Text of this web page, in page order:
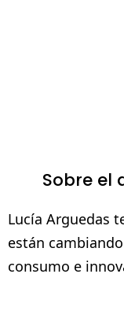
Sobre el
Lucía Arguedas
están
consumo e